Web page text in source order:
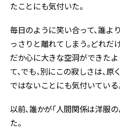
たことにも気付いた。
毎日のように笑い合って、誰よ
っさりと離れてしまう。どれだ
だか心に大きな空洞ができた
て、でも、別にこの寂しさは、
ではないことにも気付いている
以前、誰かが「人間関係は洋服
た。